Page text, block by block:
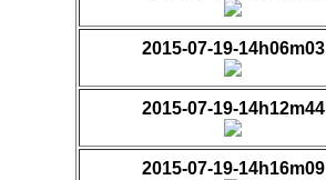
2015-07-19-14h06m03
2015-07-19-14h12m44
2015-07-19-14h16m09